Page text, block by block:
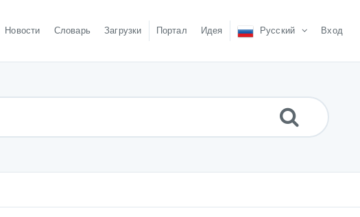
Новости Словарь Загрузки Портал Идея Русский Вход